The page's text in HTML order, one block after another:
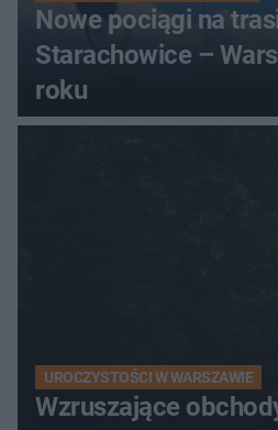
Nowe pociągi na
Starachowice –
roku
UROCZYSTOŚCI W WARSZAWIE
Wzruszające